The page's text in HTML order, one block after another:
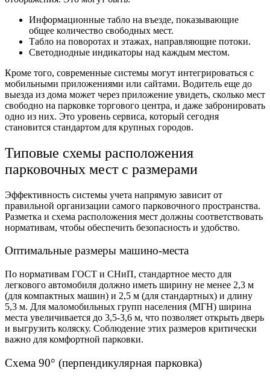
Информационные табло на въезде, показывающие
общее количество свободных мест.
Табло на поворотах и этажах, направляющие потоки.
Светодиодные индикаторы над каждым местом.
Кроме того, современные системы могут интегрироваться с
мобильными приложениями или сайтами. Водитель еще до
выезда из дома может через приложение увидеть, сколько мест
свободно на парковке торгового центра, и даже забронировать
одно из них. Это уровень сервиса, который сегодня
становится стандартом для крупных городов.
Типовые схемы расположения
парковочных мест с размерами
Эффективность системы учета напрямую зависит от
правильной организации самого парковочного пространства.
Разметка и схема расположения мест должны соответствовать
нормативам, чтобы обеспечить безопасность и удобство.
Оптимальные размеры машино-места
По нормативам ГОСТ и СНиП, стандартное место для
легкового автомобиля должно иметь ширину не менее 2,3 м
(для компактных машин) и 2,5 м (для стандартных) и длину
5,3 м. Для маломобильных групп населения (МГН) ширина
места увеличивается до 3,5-3,6 м, что позволяет открыть дверь
и выгрузить коляску. Соблюдение этих размеров критически
важно для комфортной парковки.
Схема 90° (перпендикулярная парковка)